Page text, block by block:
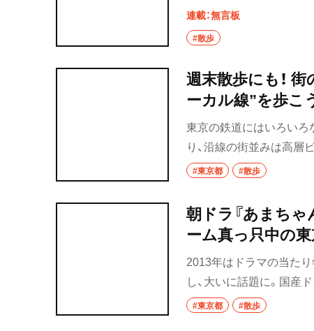
ルーシートで覆われてい
せいか、寄ったしわが風
めていると青い波紋の変
波の絵を、目に見えない
のような面白さがある。
連載：無言板
#散歩
週末散歩にも！
ーカル線”を歩こ
東京の鉄道にはいろいろ
り、沿線の街並みは高層
んでいる。東京名物とも
運行は地元密着度が高い
経路は、接続する路線
は、家と家の間を走る
京湾沿いを走る東京モノ
にも地域性豊かな路線は
#東京都 #散歩
朝ドラ『あまちゃ
ーム真っ只中の東
2013年はドラマの当たり
し、大いに話題に。国産
に社会現象を生んだドラ
#東京都 #散歩